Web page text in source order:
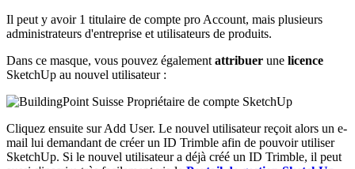
Il peut y avoir 1 titulaire de compte pro Account, mais plusieurs
administrateurs d'entreprise et utilisateurs de produits.
Dans ce masque, vous pouvez également attribuer une licence
SketchUp au nouvel utilisateur :
Cliquez ensuite sur Add User. Le nouvel utilisateur reçoit alors un e-
mail lui demandant de créer un ID Trimble afin de pouvoir utiliser
SketchUp. Si le nouvel utilisateur a déjà créé un ID Trimble, il peut